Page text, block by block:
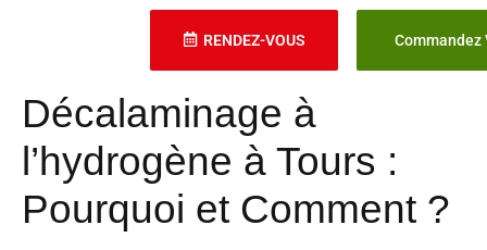
RENDEZ-VOUS Commandez
Décalaminage à
l’hydrogène à Tours :
Pourquoi et Comment ?